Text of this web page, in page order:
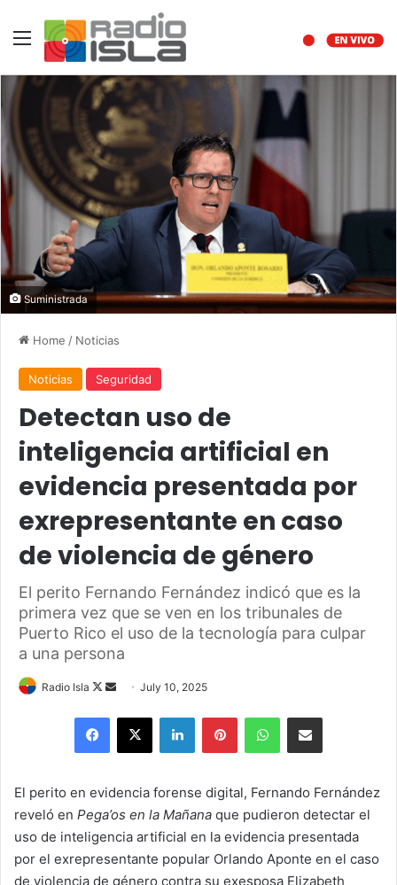
Menu
Suministrada
Home / Noticias
Noticias Seguridad
Detectan uso de
inteligencia artificial en
evidencia presentada por
exrepresentante en caso
de violencia de género
El perito Fernando Fernández indicó que es la
primera vez que se ven en los tribunales de
Puerto Rico el uso de la tecnología para culpar
a una persona
Radio Isla
Follow
Send
email
July 10, 2025
Facebook
X LinkedInPinterestWhatsAppShare via Email
El perito en evidencia forense digital, Fernando Fernández
reveló en Pega’os en la Mañana que pudieron detectar el
uso de inteligencia artificial en la evidencia presentada
por el exrepresentante popular Orlando Aponte en el caso
de violencia de género contra su exesposa Elizabeth